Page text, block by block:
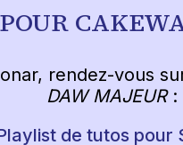
rendez-vous
DAW MAJEUR:
de tutos pour